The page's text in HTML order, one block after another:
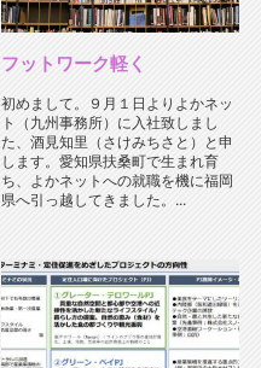
フットワーク軽く
初めまして。９月１日よりよかネッ
ト（九州事務所）に入社致しまし
た、酒見知里（さけみちさと）と申
します。愛知県扶桑町で生まれ育
ち、よかネットへの就職を機に福岡
県へ引っ越してきました。...